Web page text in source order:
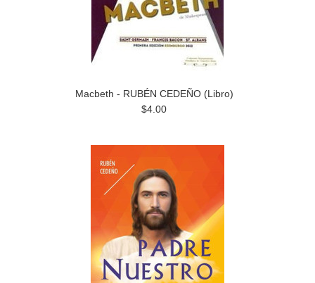
Macbeth - RUBÉN CEDEÑO (Libro)
$4.00